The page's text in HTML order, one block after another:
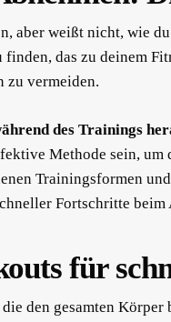
aber weißt nicht, wie
das zu deinem
zu vermeiden.
des Trainings
Methode sein,
Trainingsformen
Fortschritte
für
den gesamten